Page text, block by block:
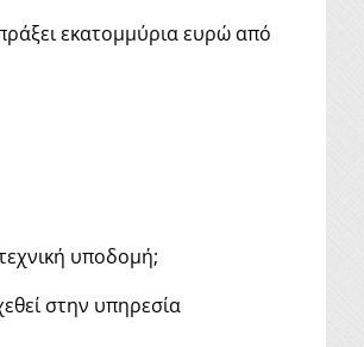
εκατομμύρια ευρώ από
υποδομή;
στην υπηρεσία